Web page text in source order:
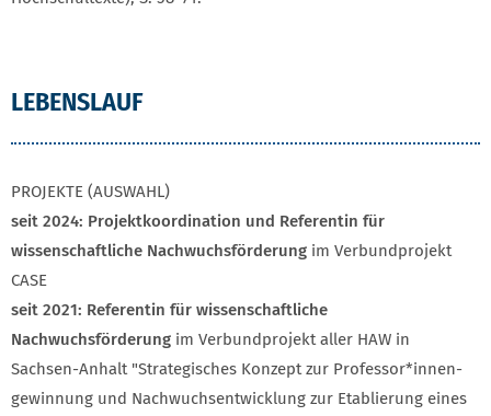
LEBENSLAUF
PROJEKTE (AUSWAHL)
seit 2024: Projektkoordination und Referentin für
wissenschaftliche Nachwuchsförderung im Verbundprojekt
CASE
seit 2021: Referentin für wissenschaftliche
Nachwuchsförderung im Verbundprojekt aller HAW in
Sachsen-Anhalt "Strategisches Konzept zur Professor*innen-
gewinnung und Nachwuchsentwicklung zur Etablierung eines